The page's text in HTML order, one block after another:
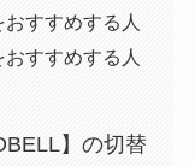
すすめする人
すすめする人
】の切替